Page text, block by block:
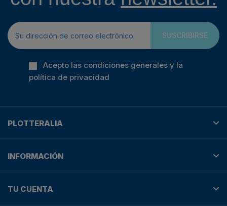
SUSCRIBIRSE
Acepto las condiciones generales y la
política de privacidad
PLOTTERALIA
INFORMACIÓN
TU CUENTA